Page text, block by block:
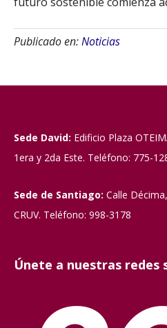
Publicado en:Noticias
Sede David: Edificio Plaza
1era y 2da Este. Teléfono: 775-
Sede de Santiago: Calle
CRUV. Teléfono: 998-3178
Únete a nuestras redes